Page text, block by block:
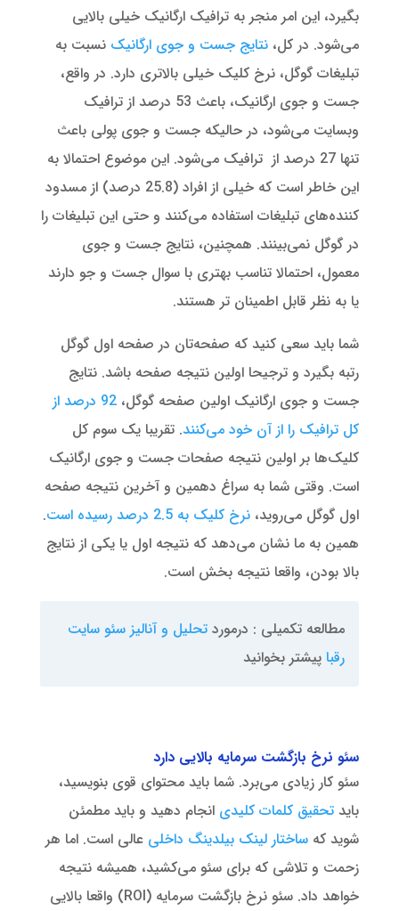
بگیرد، این امر منجر به ترافیک ارگانیک خیلی بالایی
می‌شود. در کل، نتایج جست و جوی ارگانیک نسبت به
تبلیغات گوگل، نرخ کلیک خیلی بالاتری دارد. در واقع،
جست و جوی ارگانیک، باعث 53 درصد از ترافیک
وبسایت می‌شود، در حالیکه جست و جوی پولی باعث
تنها 27 درصد از ترافیک می‌شود. این موضوع احتمالا به
این خاطر است که خیلی از افراد (25.8 درصد) از مسدود
کننده‌های تبلیغات استفاده می‌کنند و حتی این تبلیغات را
در گوگل نمی‌بینند. همچنین، نتایج جست و جوی
معمول، احتمالا تناسب بهتری با سوال جست و جو دارند
یا به نظر قابل اطمینان تر هستند.
شما باید سعی کنید که صفحه‌تان در صفحه اول گوگل
رتبه بگیرد و ترجیحا اولین نتیجه صفحه باشد. نتایج
جست و جوی ارگانیک اولین صفحه گوگل،
92 درصد از
کل ترافیک را از آن خود می‌کنند. تقریبا یک سوم کل
کلیک‌ها بر اولین نتیجه صفحات جست و جوی ارگانیک
است. وقتی شما به سراغ دهمین و آخرین نتیجه صفحه
اول گوگل می‌روید، نرخ کلیک به 2.5 درصد رسیده است
.
همین به ما نشان می‌دهد که نتیجه اول یا یکی از نتایج
بالا بودن، واقعا نتیجه بخش است.
مطالعه تکمیلی : درمورد تحلیل و آنالیز سئو سایت
رقبا پیشتر بخوانید
سئو نرخ بازگشت سرمایه بالایی دارد
سئو کار زیادی می‌برد. شما باید محتوای قوی بنویسید،
باید تحقیق کلمات کلیدی انجام دهید و باید مطمئن
شوید که ساختار لینک بیلدینگ داخلی عالی است. اما هر
زحمت و تلاشی که برای سئو می‌‌کشید، همیشه نتیجه
خواهد داد. سئو نرخ بازگشت سرمایه (ROI) واقعا بالایی